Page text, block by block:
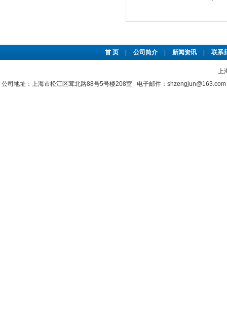
首 页 公司简介 新闻资讯 联系
上
公司地址：上海市松江区茸北路88号5号楼208室 电子邮件：